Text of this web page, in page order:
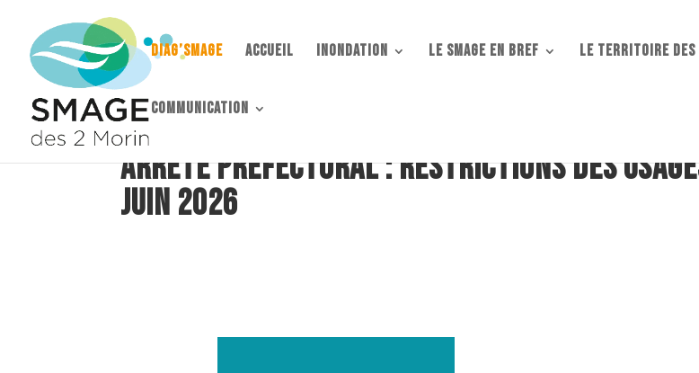
DIAG’SMAGE accueil Inondation Le SMAGE en bref Le territoire des
communication
Arrêté préfectoral : Restrictions des
Juin 2026